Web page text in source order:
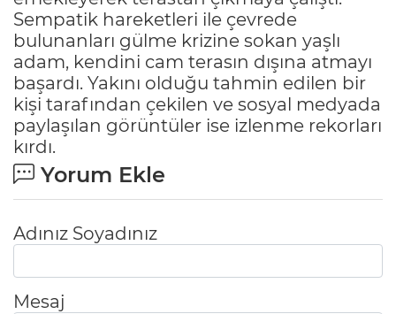
Sempatik hareketleri ile çevrede
bulunanları gülme krizine sokan yaşlı
adam, kendini cam terasın dışına atmayı
başardı. Yakını olduğu tahmin edilen bir
kişi tarafından çekilen ve sosyal medyada
paylaşılan görüntüler ise izlenme rekorları
kırdı.
Yorum Ekle
Adınız Soyadınız
Mesaj